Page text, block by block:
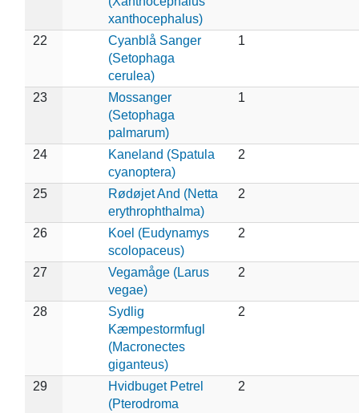
xanthocephalus)
22
Cyanblå Sanger
(Setophaga
cerulea)
1
23
Mossanger
(Setophaga
palmarum)
1
24
Kaneland (Spatula
cyanoptera)
2
25
Rødøjet And (Netta
erythrophthalma)
2
26
Koel (Eudynamys
scolopaceus)
2
27
Vegamåge (Larus
vegae)
2
28
Sydlig
Kæmpestormfugl
(Macronectes
giganteus)
2
29
Hvidbuget Petrel
(Pterodroma
2